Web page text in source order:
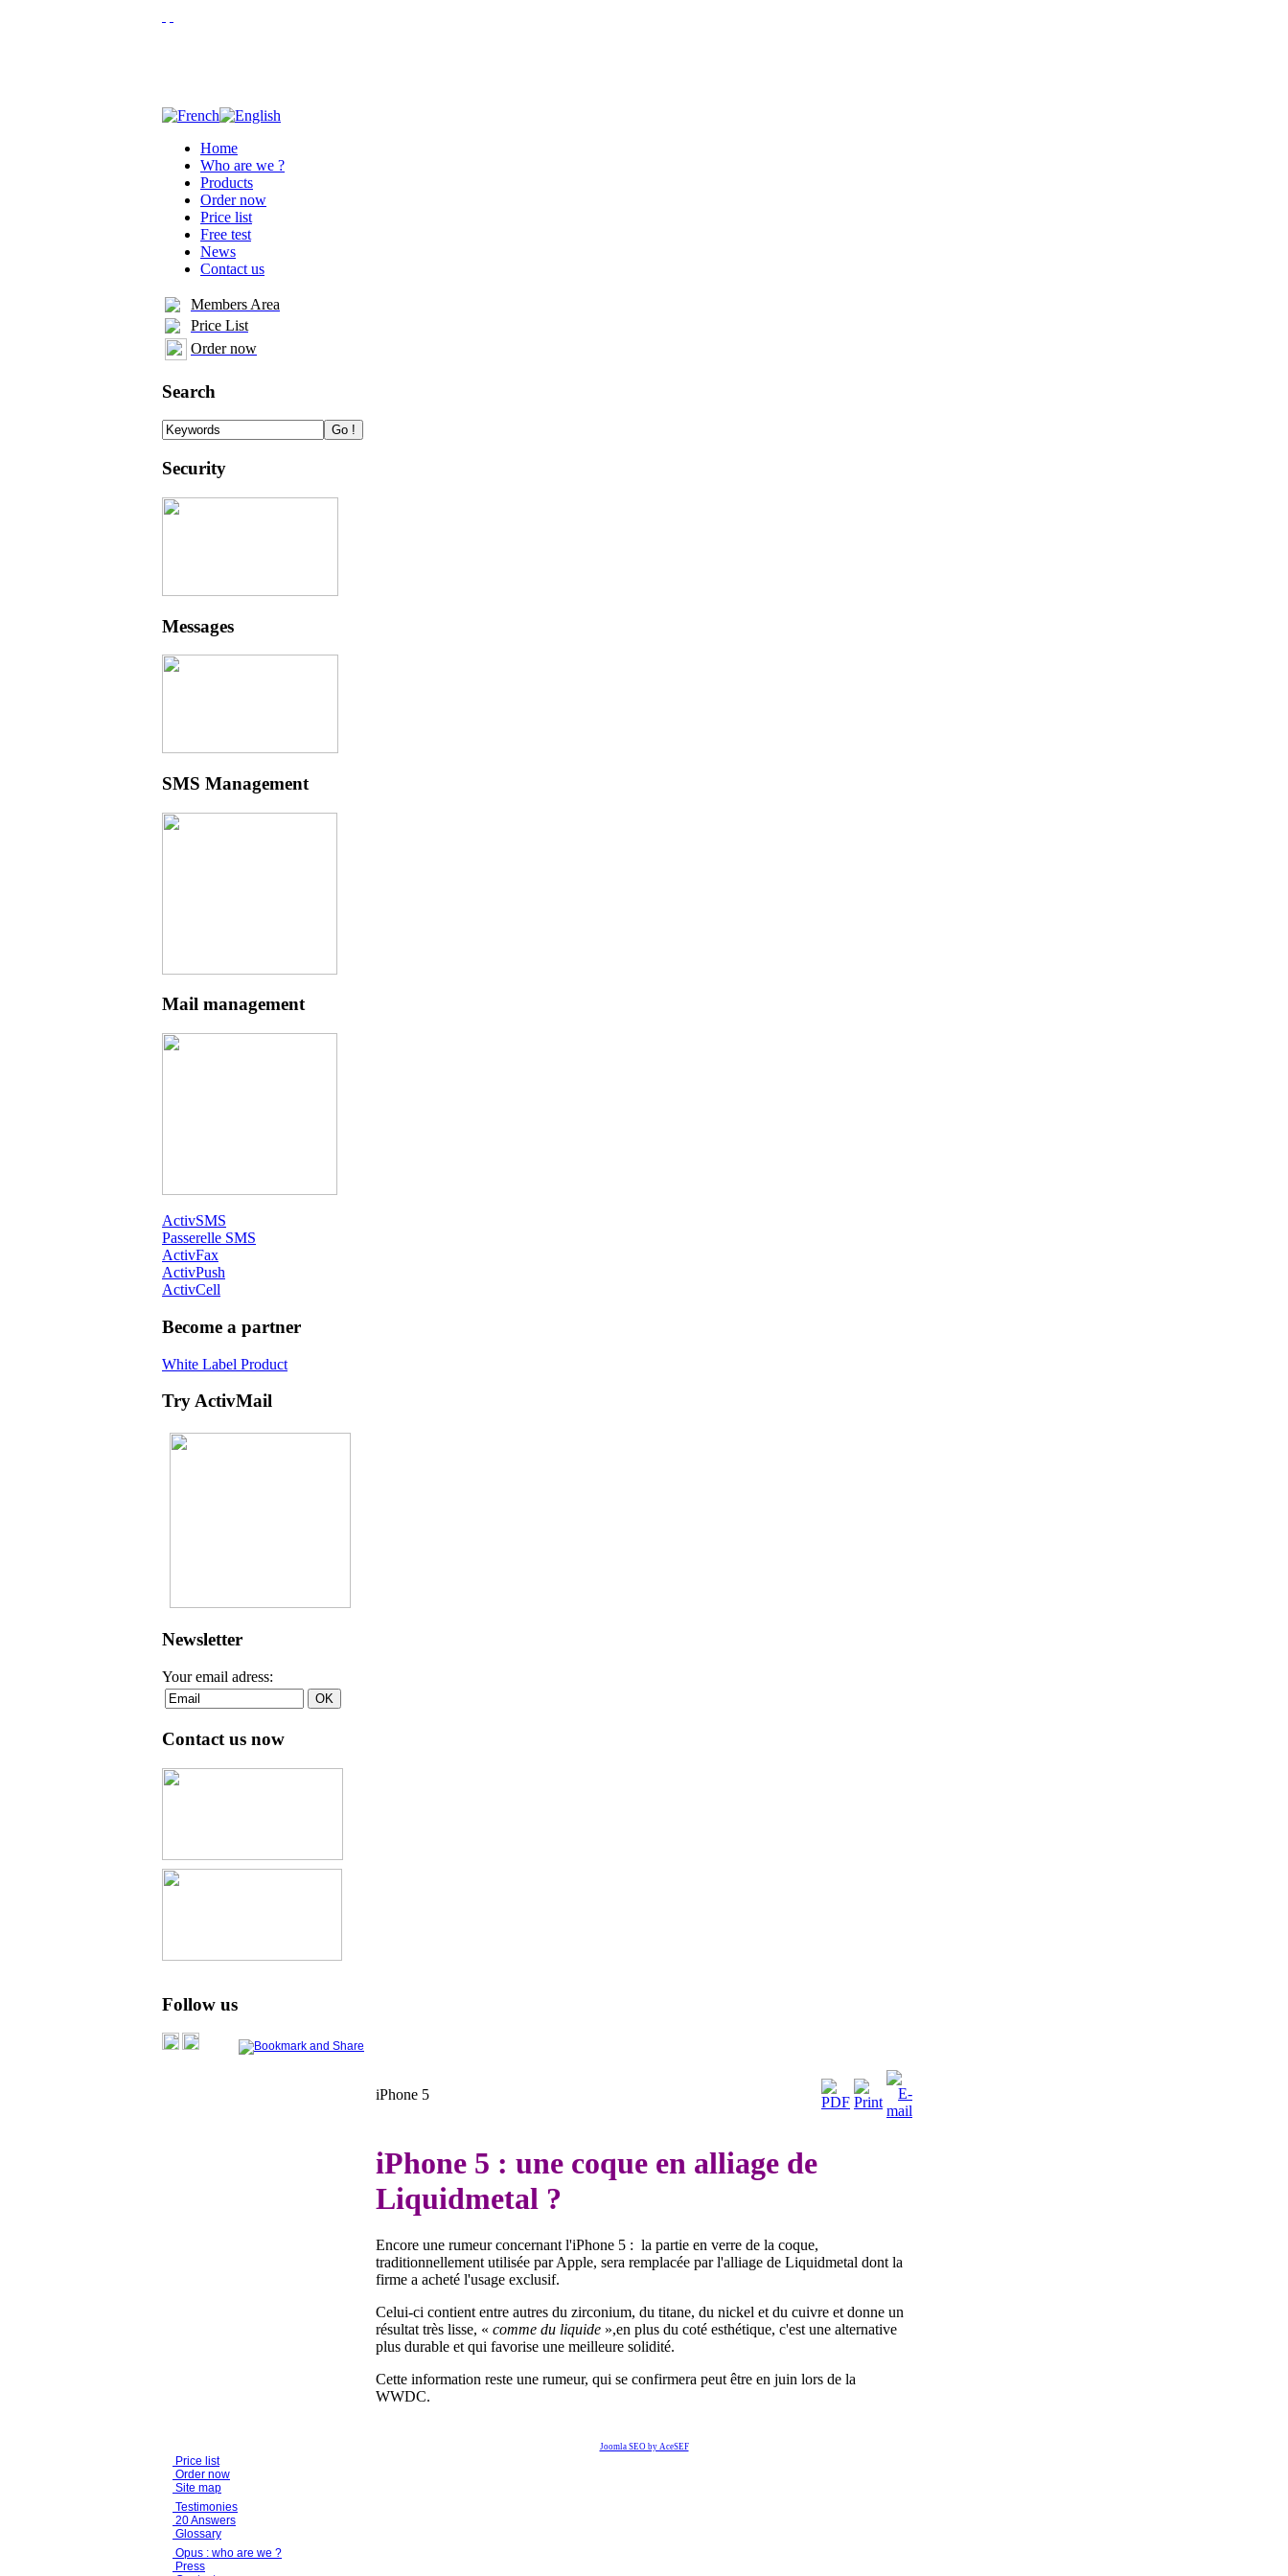
Home
Who are we ?
Products
Order now
Price list
Free test
News
Contact us
Members Area
Price List
Order now
Search
Security
Messages
SMS Management
Mail management
ActivSMS
Passerelle SMS
ActivFax
ActivPush
ActivCell
Become a partner
White Label Product
Try ActivMail
Newsletter
Your email adress:
Contact us now
Follow us
iPhone 5
iPhone 5 : une coque en alliage de
Liquidmetal ?
Encore une rumeur concernant l'iPhone 5 : la partie en verre de la coque,
traditionnellement utilisée par Apple, sera remplacée par l'alliage de Liquidmetal dont la
firme a acheté l'usage exclusif.
Celui-ci contient entre autres du zirconium, du titane, du nickel et du cuivre et donne un
résultat très lisse, « comme du liquide »,en plus du coté esthétique, c'est une alternative
plus durable et qui favorise une meilleure solidité.
Cette information reste une rumeur, qui se confirmera peut être en juin lors de la
WWDC.
Joomla SEO by AceSEF
Price list
Order now
Site map
Testimonies
20 Answers
Glossary
Opus : who are we ?
Press